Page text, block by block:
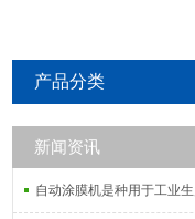
产品分类
新闻资讯
自动涂膜机是种用于工业